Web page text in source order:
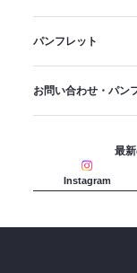
パンフレット
お問い合わせ・パン
最
Instagram